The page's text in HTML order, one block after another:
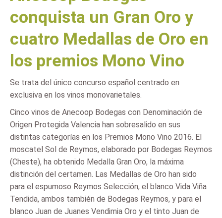
conquista un Gran Oro y
cuatro Medallas de Oro en
los premios Mono Vino
Se trata del único concurso español centrado en
exclusiva en los vinos monovarietales.
Cinco vinos de Anecoop Bodegas con Denominación de
Origen Protegida Valencia han sobresalido en sus
distintas categorías en los Premios Mono Vino 2016. El
moscatel Sol de Reymos, elaborado por Bodegas Reymos
(Cheste), ha obtenido Medalla Gran Oro, la máxima
distinción del certamen. Las Medallas de Oro han sido
para el espumoso Reymos Selección, el blanco Vida Viña
Tendida, ambos también de Bodegas Reymos, y para el
blanco Juan de Juanes Vendimia Oro y el tinto Juan de